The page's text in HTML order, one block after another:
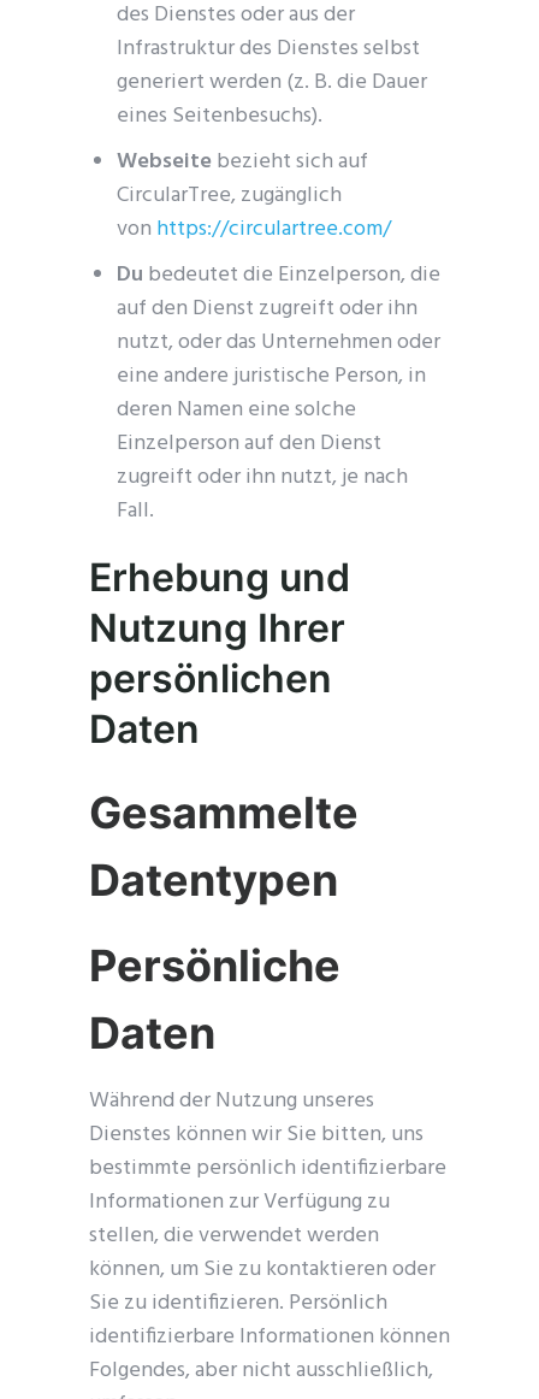
des Dienstes oder aus der
Infrastruktur des Dienstes selbst
generiert werden (z. B. die Dauer
eines Seitenbesuchs).
Webseitebezieht sich auf
CircularTree, zugänglich
von https://circulartree.com/
Du bedeutet die Einzelperson, die
auf den Dienst zugreift oder ihn
nutzt, oder das Unternehmen oder
eine andere juristische Person, in
deren Namen eine solche
Einzelperson auf den Dienst
zugreift oder ihn nutzt, je nach
Fall.
Erhebung und
Nutzung Ihrer
persönlichen
Daten
Gesammelte
Datentypen
Persönliche
Daten
Während der Nutzung unseres
Dienstes können wir Sie bitten, uns
bestimmte persönlich identifizierbare
Informationen zur Verfügung zu
stellen, die verwendet werden
können, um Sie zu kontaktieren oder
Sie zu identifizieren. Persönlich
identifizierbare Informationen können
Folgendes, aber nicht ausschließlich,